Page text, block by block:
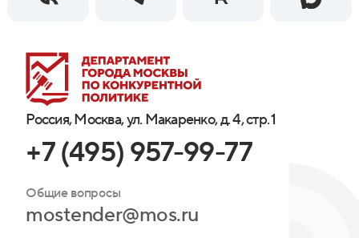
Россия, Москва, ул. Макаренко, д. 4, стр. 1
+7 (495) 957-99-77
Общие вопросы
mostender@mos.ru